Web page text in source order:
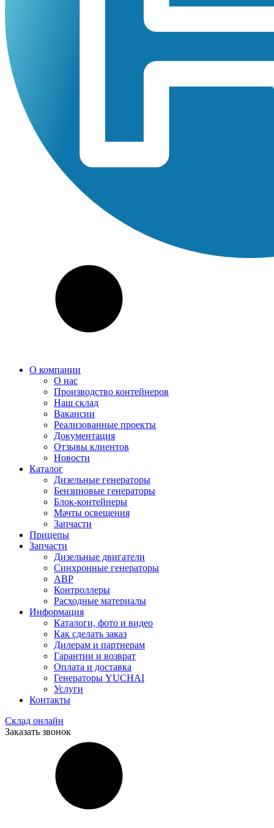
О компании
О нас
Производство контейнеров
Наш склад
Вакансии
Реализованные проекты
Документация
Отзывы клиентов
Новости
Каталог
Дизельные генераторы
Бензиновые генераторы
Блок-контейнеры
Мачты освещения
Запчасти
Прицепы
Запчасти
Дизельные двигатели
Синхронные генераторы
АВР
Контроллеры
Расходные материалы
Информация
Каталоги, фото и видео
Как сделать заказ
Дилерам и партнерам
Гарантии и возврат
Оплата и доставка
Генераторы YUCHAI
Услуги
Контакты
Склад онлайн
Заказать звонок